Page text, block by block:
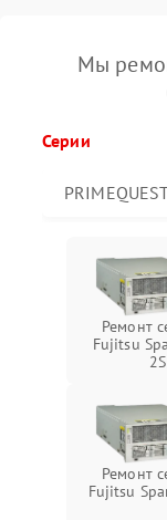
Мы
Серии
Ремонт
Fujitsu
2S
Ремонт
Fujitsu